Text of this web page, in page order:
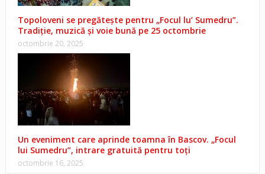
Topoloveni se pregătește pentru „Focul lu’ Sumedru”.
Tradiție, muzică și voie bună pe 25 octombrie
octombrie 20, 2025
Un eveniment care aprinde toamna în Bascov. „Focul
lui Sumedru”, intrare gratuită pentru toți
octombrie 16, 2025